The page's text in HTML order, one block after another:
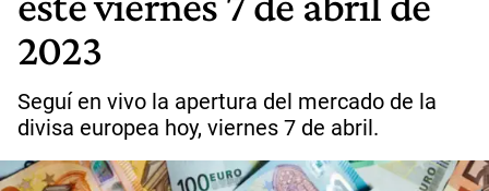
2023
Seguí en vivo la apertura del mercado de la
divisa europea hoy, viernes 7 de abril.